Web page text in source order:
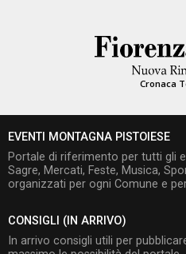
Cronaca
EVENTI MONTAGNA PISTOIESE
Portale di riferimento per tutti gli
Sagre, Mercati, Feste, Musica,
organizzati per ogni Comune e
CONSIGLI (IN ARRIVO)
In arrivo consigli utili per